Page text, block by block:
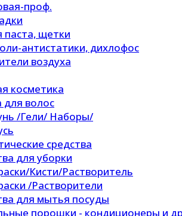
проф.
паста, щетки
антистатики, дихлофос
воздуха
косметика
для волос
/Гели/ Наборы/
средства
для уборки
Кисти/Растворитель
/Растворители
для мытья посуды
порошки - кондиционеры и